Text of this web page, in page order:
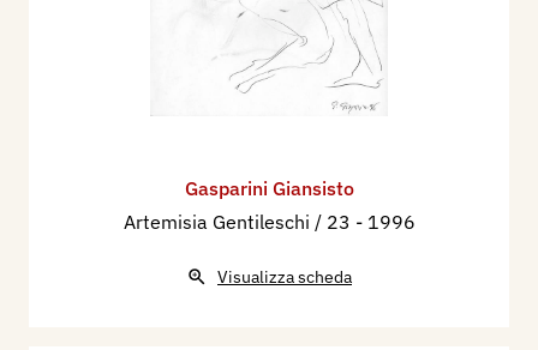
Gasparini Giansisto
Artemisia Gentileschi / 23 - 1996
Visualizza scheda